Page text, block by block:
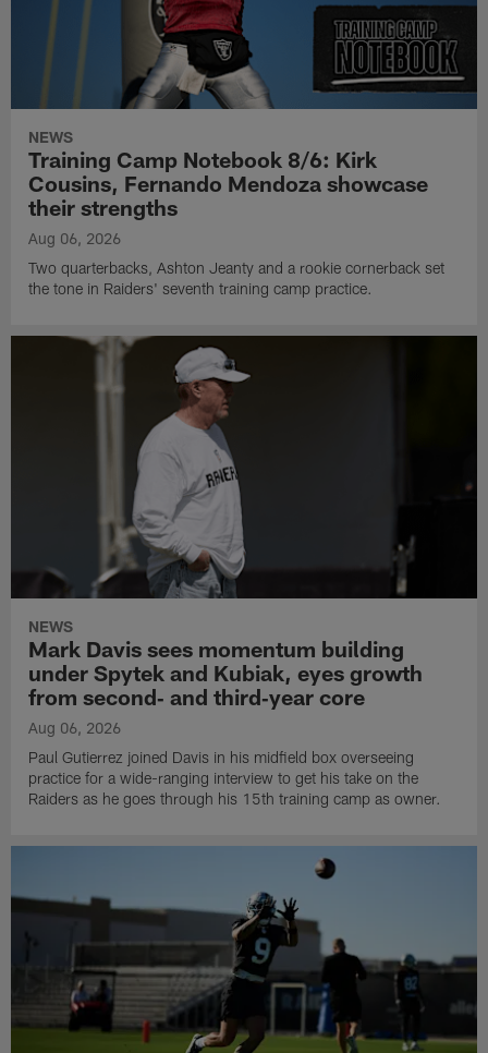
NEWS
Training Camp Notebook 8/6: Kirk
Cousins, Fernando Mendoza showcase
their strengths
Aug 06, 2026
Two quarterbacks, Ashton Jeanty and a rookie cornerback set
the tone in Raiders' seventh training camp practice.
NEWS
Mark Davis sees momentum building
under Spytek and Kubiak, eyes growth
from second‑ and third‑year core
Aug 06, 2026
Paul Gutierrez joined Davis in his midfield box overseeing
practice for a wide-ranging interview to get his take on the
Raiders as he goes through his 15th training camp as owner.